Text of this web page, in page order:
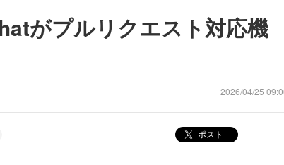
がプルリクエスト対応機
2026/04/25
ポスト